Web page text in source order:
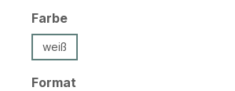
Farbeauswählen
weiß
Format